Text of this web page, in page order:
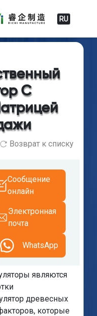
RU
С
Возврат к списку
Сообщение
онлайн
Электронная
почта
WhatsApp
являются
древесных
которые